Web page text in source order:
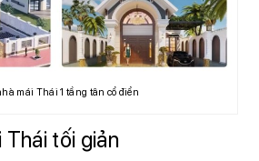
mái Thái 1 tầng tân cổ điển
Thái tối giản